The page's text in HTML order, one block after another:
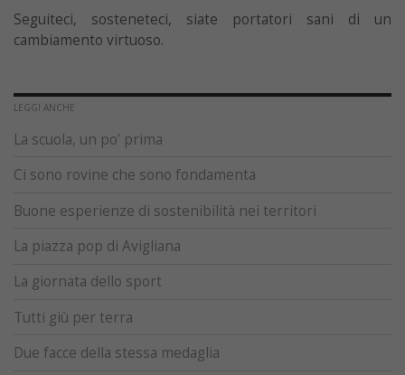
Seguiteci, sosteneteci, siate portatori sani di un
cambiamento virtuoso.
LEGGI ANCHE
La scuola, un po’ prima
Ci sono rovine che sono fondamenta
Buone esperienze di sostenibilità nei territori
La piazza pop di Avigliana
La giornata dello sport
Tutti giù per terra
Due facce della stessa medaglia